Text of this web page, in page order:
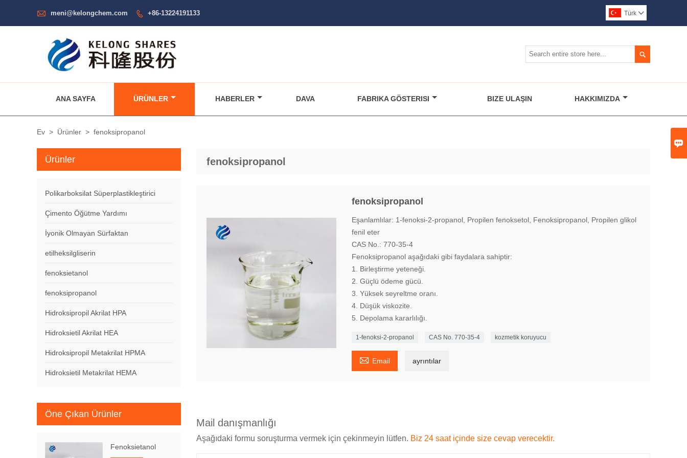

 meni@kelongchem.com  +86-13224191133 Türk 

ANA SAYFA ÜRÜNLER HABERLER DAVA FABRIKA GÖSTERISI BIZE ULAŞIN HAKKIMIZDA
Ev > Ürünler > fenoksipropanol
fenoksipropanol
fenoksipropanol
Eşanlamlılar: 1-fenoksi-2-propanol, Propilen fenoksetol, Fenoksipropanol, Propilen glikol
fenil eter
CAS No.: 770-35-4
Fenoksipropanol aşağıdaki gibi faydalara sahiptir:
1. Birleştirme yeteneği.
2. Güçlü ödeme gücü.
3. Yüksek seyreltme oranı.
4. Düşük viskozite.
5. Depolama kararlılığı.
1-fenoksi-2-propanol CAS No. 770-35-4 kozmetik koruyucu
 Email ayrıntılar
Mail danışmanlığı
Aşağıdaki formu soruşturma vermek için çekinmeyin lütfen. Biz 24 saat içinde size cevap verecektir.
Ürünler
Polikarboksilat Süperplastikleştirici
Çimento Öğütme Yardımı
İyonik Olmayan Sürfaktan
etilheksilgliserin
fenoksietanol
fenoksipropanol
Hidroksipropil Akrilat HPA
Hidroksietil Akrilat HEA
Hidroksipropil Metakrilat HPMA
Hidroksietil Metakrilat HEMA
Öne Çıkan Ürünler
Fenoksietanol